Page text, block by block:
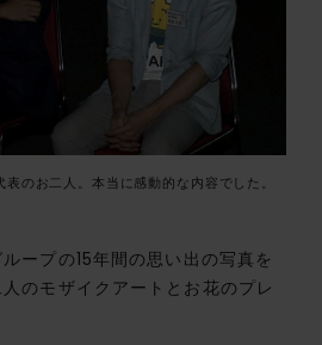
のお二人。本当に感動的な内容でした。
ープの15年間の思い出の写真を
のモザイクアートとお花のプレ